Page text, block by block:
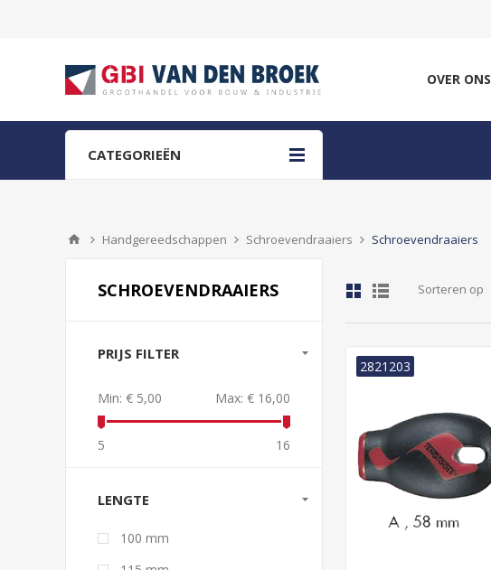
OVER ONS
CATEGORIEËN
Handgereedschappen Schroevendraaiers Schroevendraaiers
Sorteren op
2821203
SCHROEVENDRAAIERS
PRIJS FILTER
Min: € 5,00 Max: € 16,00
5 16
LENGTE
100 mm